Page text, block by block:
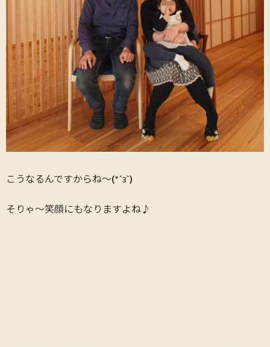
こうなるんですからね～(*´з`)
そりゃ～笑顔にもなりますよね♪